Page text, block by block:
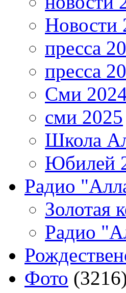
Новости
пресса
пресса
Сми
сми 2025
Школа
Юбилей
Радио
Золотая
Радио
Фото